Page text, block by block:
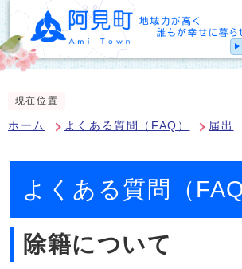
現在位置
ホーム よくある質問（FAQ） 届出
よくある質問（FAQ
除籍について